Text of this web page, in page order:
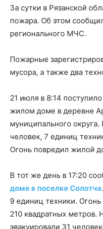
За сутки в Рязанской
пожара. Об этом
регионального МЧС.
Пожарные
мусора, а также два
21 июля в 8:14
жилом доме в деревне
муниципального
человек, 7 единиц
Огонь повредил жилой
В тот же день в 17:20
доме в поселке Солотча
9 единиц техники.
210 квадратных метров.
эвакуировали 31